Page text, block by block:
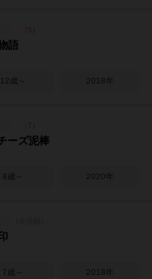
語
12歳～ 2018年
ーズ泥棒
8歳～ 2020年
7歳～ 2018年